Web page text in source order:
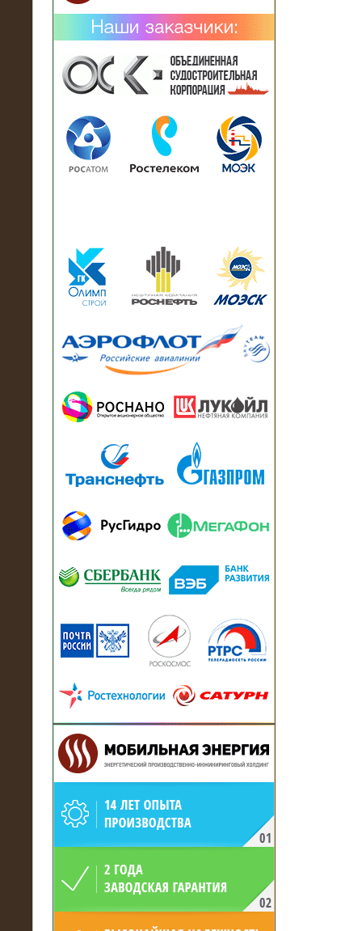
02.02.2019
Нагрузочный комплекс 26 МВт (10
кВ) поставлен в аренду на
13.07.2018
модуль в контейнере 2700 кВА на
Балтийский завод
Активно-реактивные нагрузочные
модули 15 МВт (21,5 МВА) На Кубок
конфедераций
произведён высоковольтный
нагрузочный комплекс 24 МВт с
напряжением 6/10 кВ